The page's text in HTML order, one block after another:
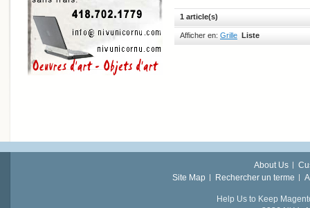
1 article(s)
Afficher en: Grille Liste
About Us
Site Map
Rechercher un terme
Help Us to Keep